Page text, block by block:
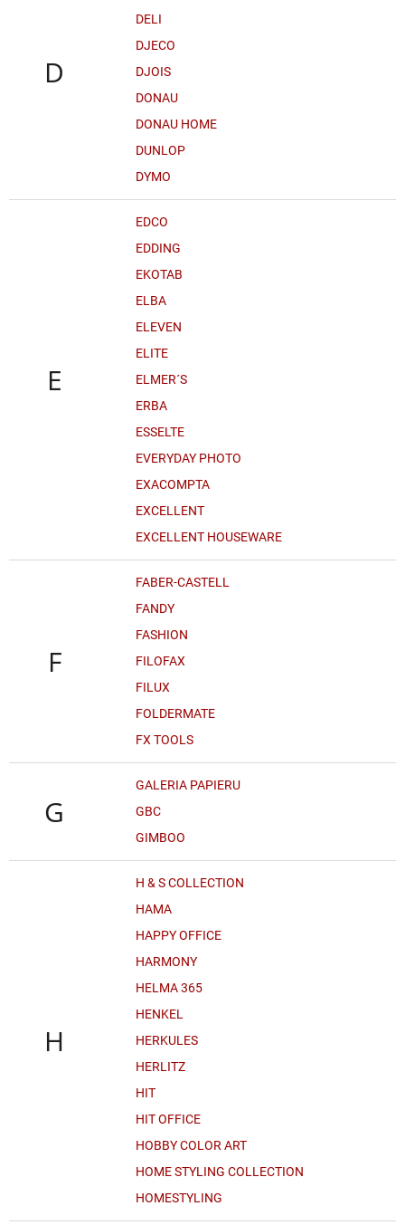
D
DELI
DJECO
DJOIS
DONAU
DONAU HOME
DUNLOP
DYMO
E
EDCO
EDDING
EKOTAB
ELBA
ELEVEN
ELITE
ELMER´S
ERBA
ESSELTE
EVERYDAY PHOTO
EXACOMPTA
EXCELLENT
EXCELLENT HOUSEWARE
F
FABER-CASTELL
FANDY
FASHION
FILOFAX
FILUX
FOLDERMATE
FX TOOLS
G
GALERIA PAPIERU
GBC
GIMBOO
H
H & S COLLECTION
HAMA
HAPPY OFFICE
HARMONY
HELMA 365
HENKEL
HERKULES
HERLITZ
HIT
HIT OFFICE
HOBBY COLOR ART
HOME STYLING COLLECTION
HOMESTYLING